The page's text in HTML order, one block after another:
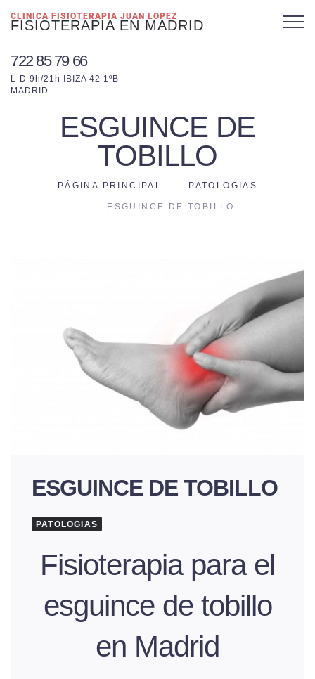
CLINICA FISIOTERAPIA JUAN LOPEZ
FISIOTERAPIA EN MADRID
722 85 79 66
L-D 9h/21h IBIZA 42 1ºB
MADRID
ESGUINCE DE
TOBILLO
PÁGINA PRINCIPAL PATOLOGIAS
ESGUINCE DE TOBILLO
ESGUINCE DE TOBILLO
PATOLOGIAS
Fisioterapia para el
esguince de tobillo
en Madrid